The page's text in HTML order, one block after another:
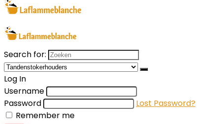
Search for:
Log In
Username
Password
Lost Password?
Remember me